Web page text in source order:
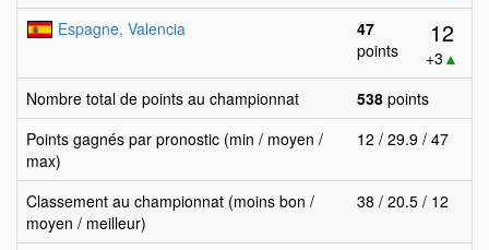
Espagne, Valencia
47
points
12
+3 ▲
Nombre total de points au championnat
538 points
Points gagnés par pronostic (min / moyen /
max)
12 / 29.9 / 47
Classement au championnat (moins bon /
moyen / meilleur)
38 / 20.5 / 12